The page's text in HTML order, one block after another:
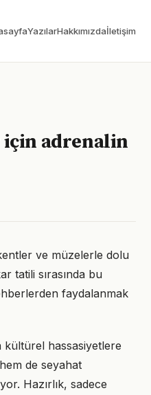
YazılarHakkımızdaİletişim
için adrenalin
ve müzelerle dolu
tatili sırasında bu
faydalanmak
kültürel hassasiyetlere
de seyahat
Hazırlık, sadece